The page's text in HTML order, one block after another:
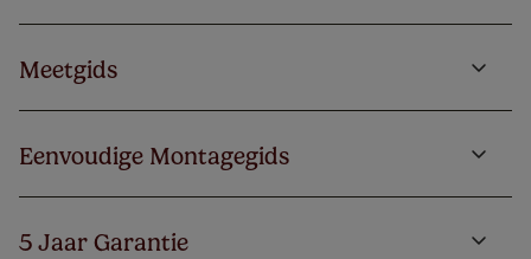
Meetgids
Eenvoudige Montagegids
5 Jaar Garantie